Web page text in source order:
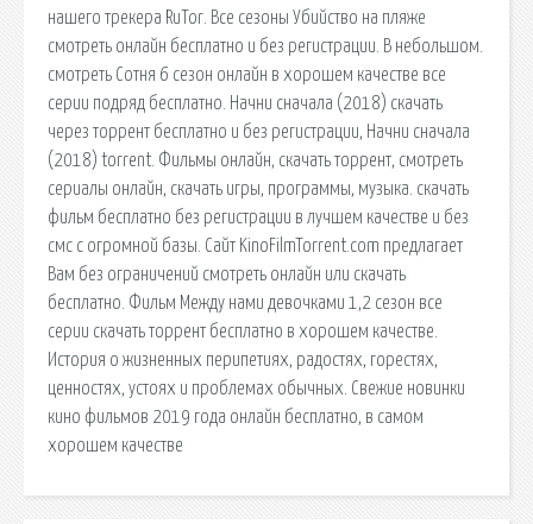
нашего трекера RuTor. Все сезоны Убийство на пляже
смотреть онлайн бесплатно и без регистрации. В небольшом.
cмотреть Сотня 6 сезон онлайн в хорошем качестве все
серии подряд бесплатно. Начни сначала (2018) скачать
через торрент бесплатно и без регистрации, Начни сначала
(2018) torrent. Фильмы онлайн, скачать торрент, смотреть
сериалы онлайн, скачать игры, программы, музыка. скачать
фильм бесплатно без регистрации в лучшем качестве и без
смс с огромной базы. Сайт KinoFilmTorrent.com предлагает
Вам без ограничений смотреть онлайн или скачать
бесплатно. Фильм Между нами девочками 1,2 сезон все
серии скачать торрент бесплатно в хорошем качестве.
История о жизненных перипетиях, радостях, горестях,
ценностях, устоях и проблемах обычных. Свежие новинки
кино фильмов 2019 года онлайн бесплатно, в самом
хорошем качестве